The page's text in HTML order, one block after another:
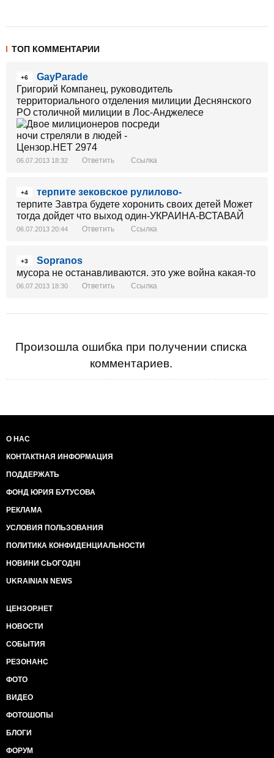
ТОП КОММЕНТАРИИ
+6
GayParade
Григорий Компанец, руководитель
территориального отделения милиции Деснянского
РО столичной милиции в Лос-Анджелесе
06.07.2013 18:32 Ответить Ссылка
+4
терпите зековское рулилово-
терпите Завтра будете хоронить своих детей Может
тогда дойдет что выход один-УКРАИНА-ВСТАВАЙ
06.07.2013 20:44 Ответить Ссылка
+3
Sopranos
мусора не останавливаются. это уже война какая-то
06.07.2013 18:30 Ответить Ссылка
Произошла ошибка при получении списка
комментариев.
О НАС
КОНТАКТНАЯ ИНФОРМАЦИЯ
ПОДДЕРЖАТЬ
ФОНД ЮРИЯ БУТУСОВА
РЕКЛАМА
УСЛОВИЯ ПОЛЬЗОВАНИЯ
ПОЛИТИКА КОНФИДЕНЦИАЛЬНОСТИ
НОВИНИ СЬОГОДНІ
UKRAINIAN NEWS
ЦЕНЗОР.НЕТ
НОВОСТИ
СОБЫТИЯ
РЕЗОНАНС
ФОТО
ВИДЕО
ФОТОШОПЫ
БЛОГИ
ФОРУМ